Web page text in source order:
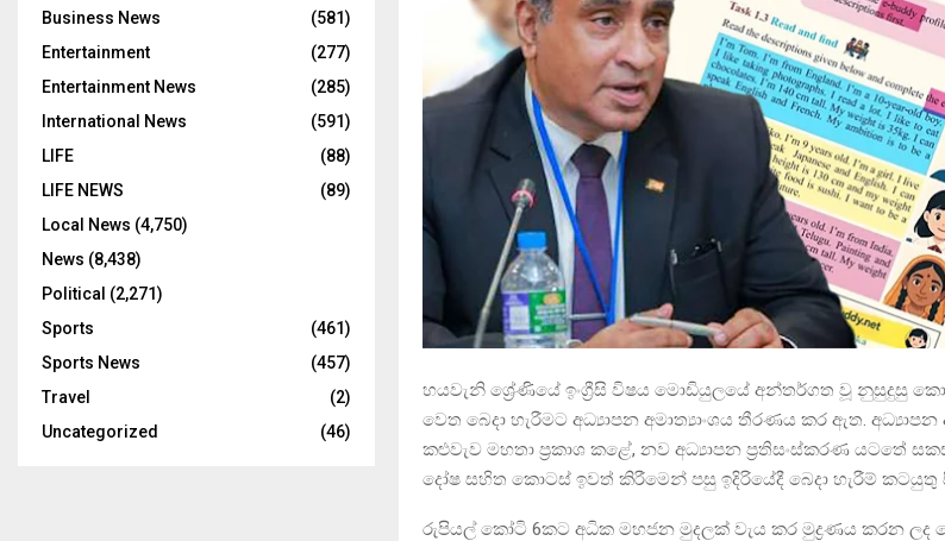
හයවැනි ශ්‍රේණියේ ඉංග්‍රීසි විෂය මොඩියුලයේ අන්තර්ගත වූ නුසුදුසු
වෙත බෙදා හැරීමට අධ්‍යාපන අමාත්‍යාංශය තීරණය කර ඇත.
කළුවැව මහතා ප්‍රකාශ කළේ, නව අධ්‍යාපන ප්‍රතිසංස්කරණ යටතේ
දෝෂ සහිත කොටස් ඉවත් කිරීමෙන් පසු ඉදිරියේදී බෙදා හැරීම් කටයුතු
රුපියල් කෝටි 6කට අධික මහජන මුදලක් වැය කර මුද්‍රණය කරන ලද
Business News
(581)
Entertainment
(277)
Entertainment News
(285)
International News
(591)
LIFE
(88)
LIFE NEWS
(89)
Local News (4,750)
News (8,438)
Political (2,271)
Sports
(461)
Sports News
(457)
Travel
(2)
Uncategorized
(46)